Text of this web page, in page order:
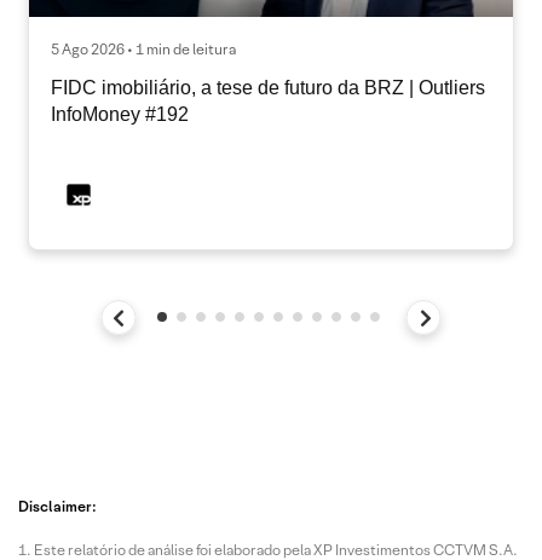
5 Ago 2026 • 1 min de leitura
FIDC imobiliário, a tese de futuro da BRZ | Outliers
InfoMoney #192
Disclaimer:
Este relatório de análise foi elaborado pela XP Investimentos CCTVM S.A.